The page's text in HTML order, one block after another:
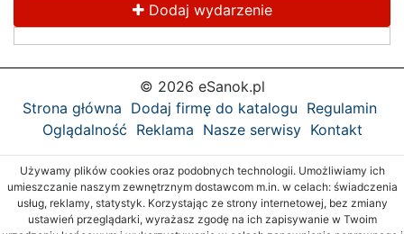
Dodaj wydarzenie
© 2026 eSanok.pl
Strona główna Dodaj firmę do katalogu Regulamin
Oglądalność Reklama Nasze serwisy Kontakt
Używamy plików cookies oraz podobnych technologii. Umożliwiamy ich
umieszczanie naszym zewnętrznym dostawcom m.in. w celach: świadczenia
usług, reklamy, statystyk. Korzystając ze strony internetowej, bez zmiany
ustawień przeglądarki, wyrażasz zgodę na ich zapisywanie w Twoim